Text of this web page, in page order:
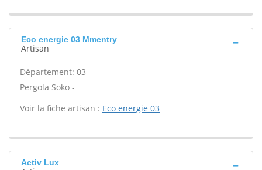
Eco energie 03 Mmentry
Artisan
Département: 03
Pergola Soko -
Voir la fiche artisan : Eco energie 03
Activ Lux